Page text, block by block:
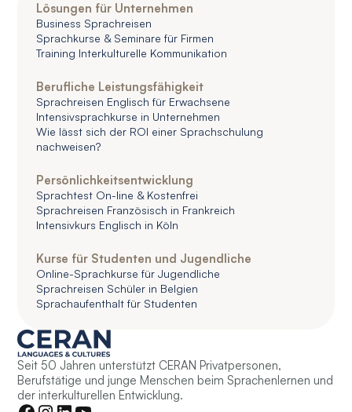
Lösungen für Unternehmen
Business Sprachreisen
Sprachkurse & Seminare für Firmen
Training Interkulturelle Kommunikation
Berufliche Leistungsfähigkeit
Sprachreisen Englisch für Erwachsene
Intensivsprachkurse in Unternehmen
Wie lässt sich der ROI einer Sprachschulung
nachweisen?
Persönlichkeitsentwicklung
Sprachtest On-line & Kostenfrei
Sprachreisen Französisch in Frankreich
Intensivkurs Englisch in Köln
Kurse für Studenten und Jugendliche
Online-Sprachkurse für Jugendliche
Sprachreisen Schüler in Belgien
Sprachaufenthalt für Studenten
Seit 50 Jahren unterstützt CERAN Privatpersonen,
Berufstätige und junge Menschen beim Sprachenlernen und
der interkulturellen Entwicklung.